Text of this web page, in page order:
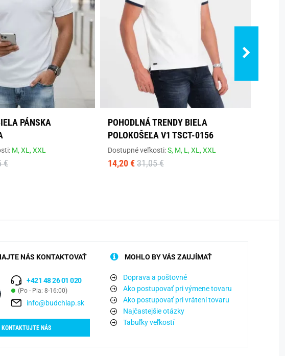
PÁNSKA
M,XL,XXL
€
POHODLNÁ TRENDY BIELA
POLOKOŠEĽA V1 TSCT-0156
Dostupné veľkosti:S, M, L,XL,XXL
14,20 € 31,05 €
NÁS KONTAKTOVAŤ
+421 48 26 01 020
(Po - Pia: 8-16:00)
info@budchlap.sk
KONTAKTUJTE NÁS
MOHLO BY VÁS ZAUJÍMAŤ
Doprava a poštovné
Ako postupovať pri výmene tovaru
Ako postupovať pri vrátení tovaru
Najčastejšie otázky
Tabuľky veľkostí